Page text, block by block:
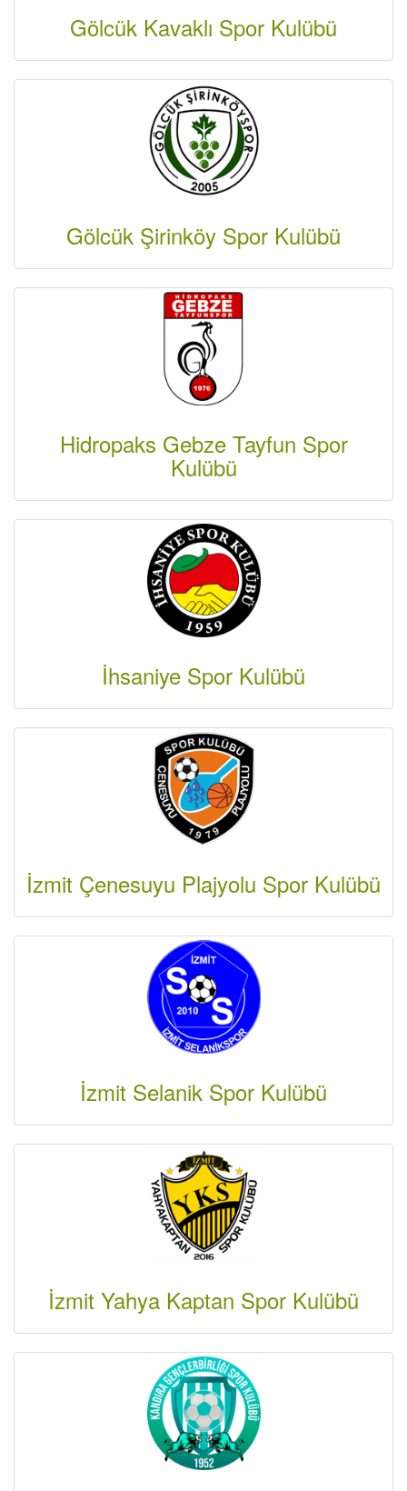
Gölcük Kavaklı Spor Kulübü
Gölcük Şirinköy Spor Kulübü
Hidropaks Gebze Tayfun Spor
Kulübü
İhsaniye Spor Kulübü
İzmit Çenesuyu Plajyolu Spor Kulübü
İzmit Selanik Spor Kulübü
İzmit Yahya Kaptan Spor Kulübü